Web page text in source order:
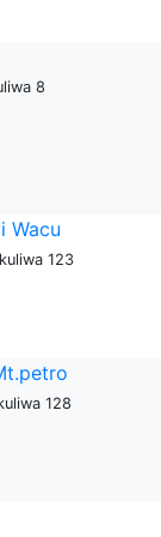
8
Wacu
123
128